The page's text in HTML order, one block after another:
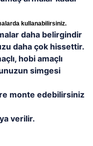
kullanabilirsiniz.
daha belirgindir
daha çok hissettir.
hobi amaçlı
simgesi
monte edebilirsiniz
verilir.